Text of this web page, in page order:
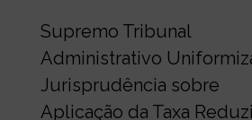
Supremo Tribunal
Administrativo
Jurisprudência sobre
Aplicação da Taxa